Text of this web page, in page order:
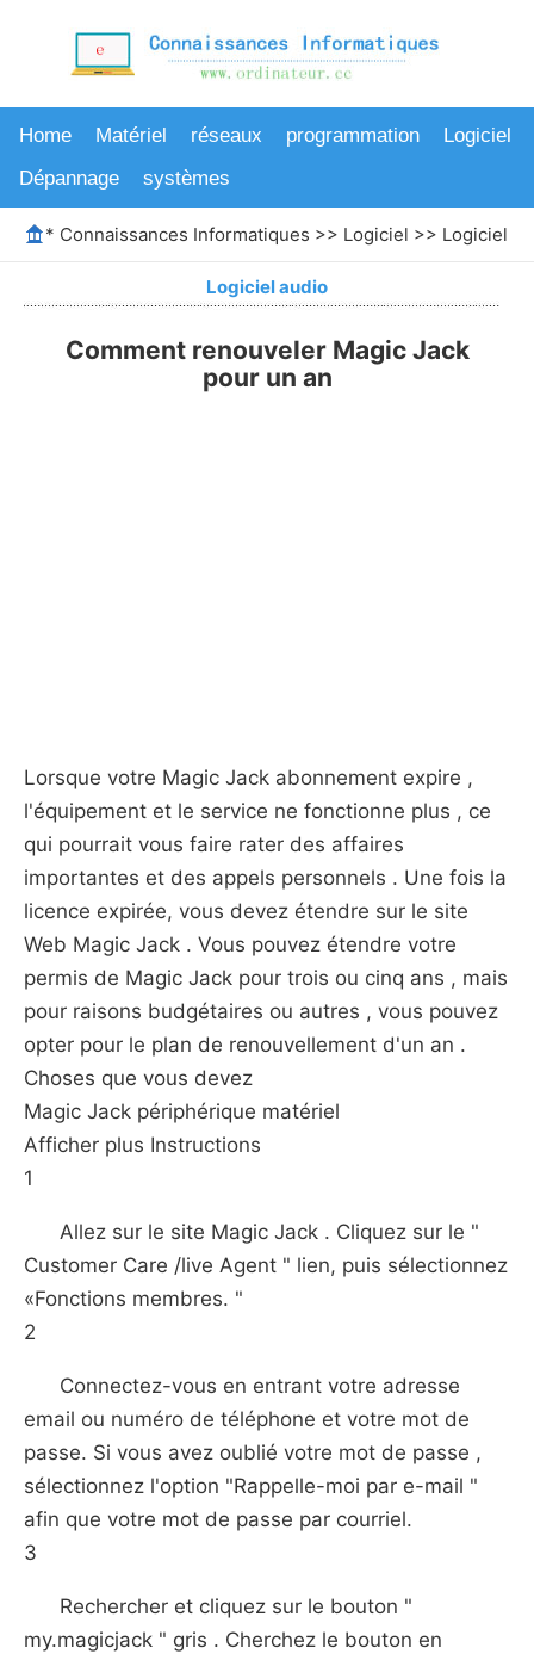
Home Matériel réseaux programmation
Logiciel
Dépannage
systèmes
* Connaissances Informatiques >> Logiciel >> Logiciel
Logiciel audio
Comment renouveler Magic Jack
pour un an
Lorsque votre Magic Jack abonnement expire ,
l'équipement et le service ne fonctionne plus , ce
qui pourrait vous faire rater des affaires
importantes et des appels personnels . Une fois la
licence expirée, vous devez étendre sur le site
Web Magic Jack . Vous pouvez étendre votre
permis de Magic Jack pour trois ou cinq ans , mais
pour raisons budgétaires ou autres , vous pouvez
opter pour le plan de renouvellement d'un an .
Choses que vous devez
Magic Jack périphérique matériel
Afficher plus Instructions
1
Allez sur le site Magic Jack . Cliquez sur le "
Customer Care /live Agent " lien, puis sélectionnez
«Fonctions membres. "
2
Connectez-vous en entrant votre adresse
email ou numéro de téléphone et votre mot de
passe. Si vous avez oublié votre mot de passe ,
sélectionnez l'option "Rappelle-moi par e-mail "
afin que votre mot de passe par courriel.
3
Rechercher et cliquez sur le bouton "
my.magicjack " gris . Cherchez le bouton en